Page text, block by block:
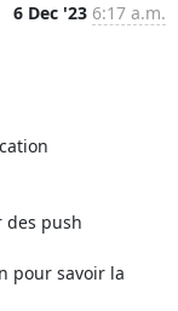
6 Dec '23 6:17 a.m.
des push
pour savoir la